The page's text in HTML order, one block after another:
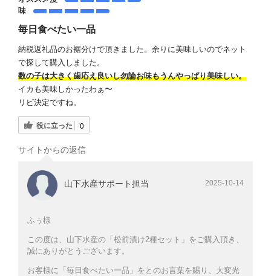
味
毎日食べたい一品
納税返礼品のお裾分けで頂きました。余りに美味しいのでネット
で探して購入しました。
数の子は大きく歯応え良いし勿論お味もうんやっぱり美味しい。
イカも美味しかったわぁ〜
リピ決定ですね。
役に立った 0
サイトからの返信
山下水産サポート担当 2025-10-14
ふぅ様
この度は、山下水産の「松前漬け2種セット」をご購入頂き、
誠にありがとうございます。
お客様に「毎日食べたい一品」をとのお言葉を賜り、大変光